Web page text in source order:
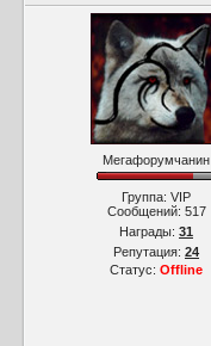
Мегафорумчанин
Группа: VIP
Сообщений: 517
Награды: 31
Репутация: 24
Статус: Offline